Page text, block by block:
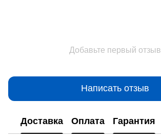
Добавьте первый отзыв
Написать отзыв
Доставка Оплата Гарантия